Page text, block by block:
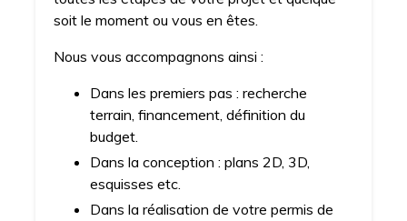
soit le moment ou vous en êtes.
Nous vous accompagnons ainsi :
Dans les premiers pas : recherche
terrain, financement, définition du
budget.
Dans la conception : plans 2D, 3D,
esquisses etc.
Dans la réalisation de votre permis de